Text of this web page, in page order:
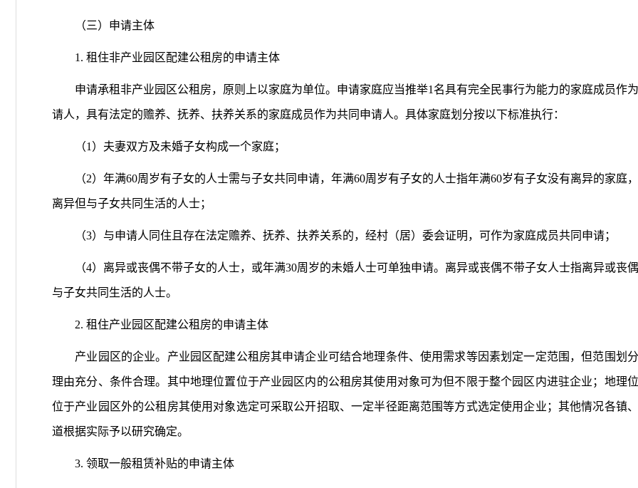
（三）申请主体
1. 租住非产业园区配建公租房的申请主体
申请承租非产业园区公租房，原则上以家庭为单位。申请家庭应当推举1名具有完全民事行为能力的家庭成员作
请人，具有法定的赡养、抚养、扶养关系的家庭成员作为共同申请人。具体家庭划分按以下标准执行：
（1）夫妻双方及未婚子女构成一个家庭；
（2）年满60周岁有子女的人士需与子女共同申请，年满60周岁有子女的人士指年满60岁有子女没有离异的家庭
离异但与子女共同生活的人士；
（3）与申请人同住且存在法定赡养、抚养、扶养关系的，经村（居）委会证明，可作为家庭成员共同申请；
（4）离异或丧偶不带子女的人士，或年满30周岁的未婚人士可单独申请。离异或丧偶不带子女人士指离异或丧
与子女共同生活的人士。
2. 租住产业园区配建公租房的申请主体
产业园区的企业。产业园区配建公租房其申请企业可结合地理条件、使用需求等因素划定一定范围，但范围划
理由充分、条件合理。其中地理位置位于产业园区内的公租房其使用对象可为但不限于整个园区内进驻企业；地理
位于产业园区外的公租房其使用对象选定可采取公开招取、一定半径距离范围等方式选定使用企业；其他情况各镇
道根据实际予以研究确定。
3. 领取一般租赁补贴的申请主体